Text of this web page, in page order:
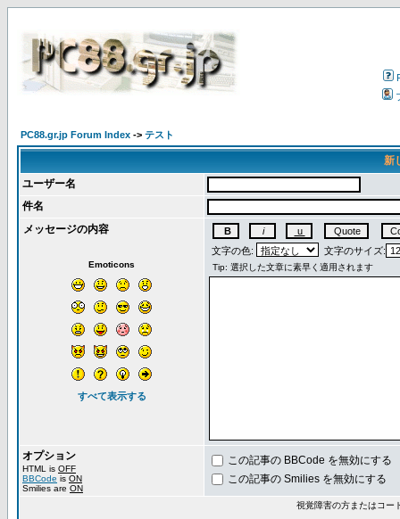
PC88.gr.jp Forum Index -> テスト
新
ユーザー名
件名
メッセージの内容
Emoticons
すべて表示する
文字の色: 文字のサイズ:
オプション
HTML is OFF
BBCode is ON
Smilies are ON
この記事の BBCode を無効にする
この記事の Smilies を無効にする
視覚障害の方またはコー